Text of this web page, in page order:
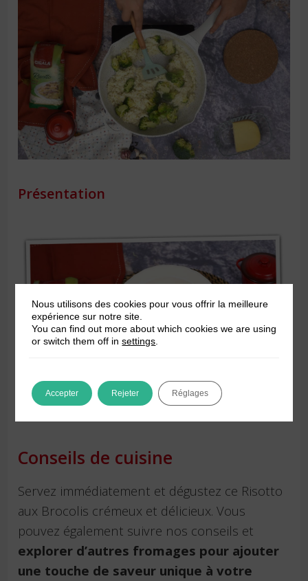
Présentation
Conseils de cuisine
Servez immédiatement et dégustez ce Risotto
aux Brocolis crémeux et délicieux. Vous
pouvez également suivre nos conseils et
explorer d’autres fromages pour ajouter
une touche de saveur unique à votre
Nous utilisons des cookies pour vous offrir la meilleure
expérience sur notre site.
You can find out more about which cookies we are using
or switch them off insettings
Accepter Rejeter Réglages